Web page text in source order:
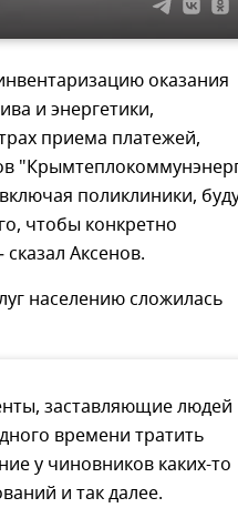
оказания
и энергетики,
приема платежей,
поликлиники,
чтобы конкретно
Аксенов.
населению сложилась
заставляющие людей
времени тратить
у чиновников каких-то
и так далее.